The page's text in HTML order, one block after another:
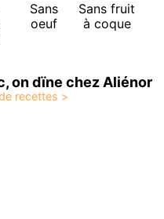
Sans
oeuf
Sans fruit
à coque
on dïne chez Aliénor